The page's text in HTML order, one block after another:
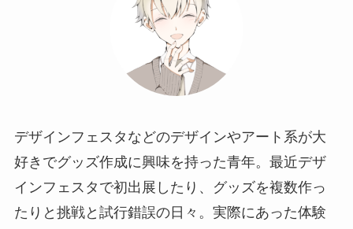
デザインフェスタなどのデザインやアート系が大
好きでグッズ作成に興味を持った青年。最近デザ
インフェスタで初出展したり、グッズを複数作っ
たりと挑戦と試行錯誤の日々。実際にあった体験